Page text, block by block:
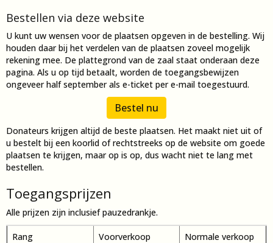
Bestellen via deze website
U kunt uw wensen voor de plaatsen opgeven in de bestelling. Wij
houden daar bij het verdelen van de plaatsen zoveel mogelijk
rekening mee. De plattegrond van de zaal staat onderaan deze
pagina. Als u op tijd betaalt, worden de toegangsbewijzen
ongeveer half september als e-ticket per e-mail toegestuurd.
Bestel nu
Donateurs krijgen altijd de beste plaatsen. Het maakt niet uit of
u bestelt bij een koorlid of rechtstreeks op de website om goede
plaatsen te krijgen, maar op is op, dus wacht niet te lang met
bestellen.
Toegangsprijzen
Alle prijzen zijn inclusief pauzedrankje.
Rang Voorverkoop
Normale verkoop